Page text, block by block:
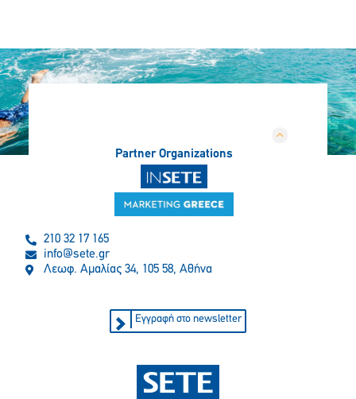
Partner Organizations
210 32 17 165
info@sete.gr
Λεωφ. Αμαλίας 34, 105 58, Αθήνα
Εγγραφή στο newsletter